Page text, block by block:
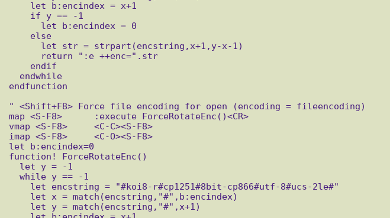
endfunction
" <Shift+F8> Force file encoding for open (encoding = fileencoding)
map <S-F8>	:execute ForceRotateEnc()<CR>
vmap <S-F8>	<C-C><S-F8>
imap <S-F8>	<C-O><S-F8>
let b:encindex=0
function! ForceRotateEnc()